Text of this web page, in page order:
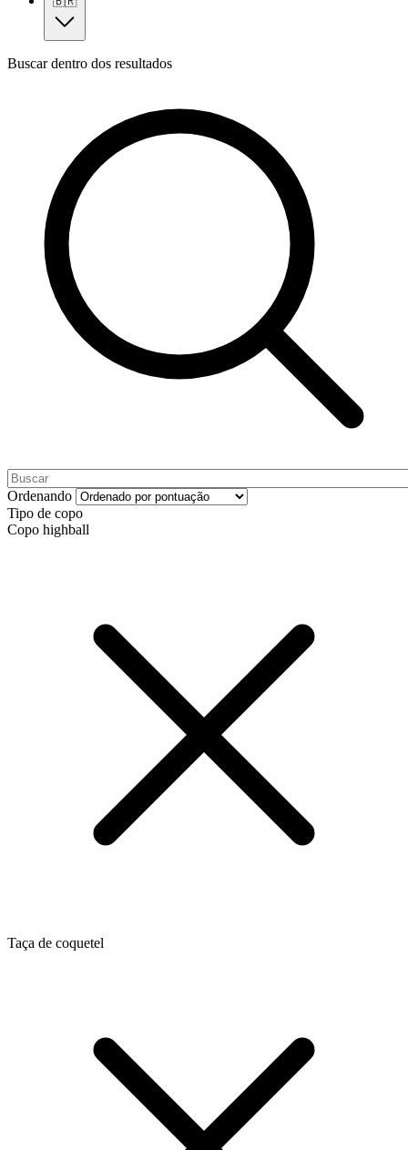
Buscar dentro dos resultados
Ordenando
Tipo de copo
Copo highball
Taça de coquetel